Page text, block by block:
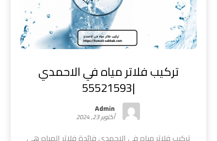
تركيب فلاتر مياه في الاحمدي
|55521593
Admin
أكتوبر 23, 2024
تركيب فلاتر مياه في الاحمدي فائدة فلاتر المياه هي